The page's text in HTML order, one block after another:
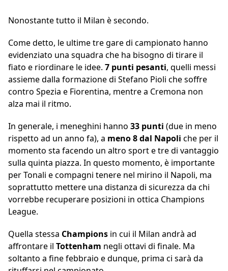
Nonostante tutto il Milan è secondo.
Come detto, le ultime tre gare di campionato hanno
evidenziato una squadra che ha bisogno di tirare il
fiato e riordinare le idee. 7 punti pesanti, quelli messi
assieme dalla formazione di Stefano Pioli che soffre
contro Spezia e Fiorentina, mentre a Cremona non
alza mai il ritmo.
In generale, i meneghini hanno 33 punti (due in meno
rispetto ad un anno fa), a meno 8 dal Napoli che per il
momento sta facendo un altro sport e tre di vantaggio
sulla quinta piazza. In questo momento, è importante
per Tonali e compagni tenere nel mirino il Napoli, ma
soprattutto mettere una distanza di sicurezza da chi
vorrebbe recuperare posizioni in ottica Champions
League.
Quella stessa Champions in cui il Milan andrà ad
affrontare il Tottenham negli ottavi di finale. Ma
soltanto a fine febbraio e dunque, prima ci sarà da